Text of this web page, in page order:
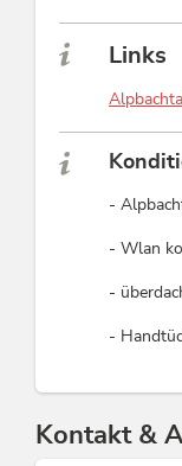
Links
-
- Wlan
-
-
Kontakt &